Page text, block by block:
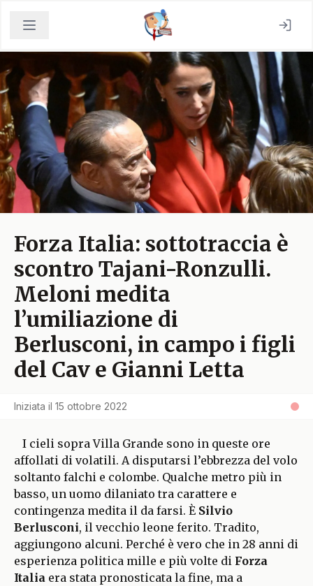
Forza Italia: sottotraccia è
scontro Tajani-Ronzulli.
Meloni medita
l’umiliazione di
Berlusconi, in campo i figli
del Cav e Gianni Letta
Iniziata il 15 ottobre 2022
I cieli sopra Villa Grande sono in queste ore
affollati di volatili. A disputarsi l’ebbrezza del volo
soltanto falchi e colombe. Qualche metro più in
basso, un uomo dilaniato tra carattere e
contingenza medita il da farsi. È Silvio
Berlusconi, il vecchio leone ferito. Tradito,
aggiungono alcuni. Perché è vero che in 28 anni di
esperienza politica mille e più volte di Forza
Italia era stata pronosticata la fine, ma a